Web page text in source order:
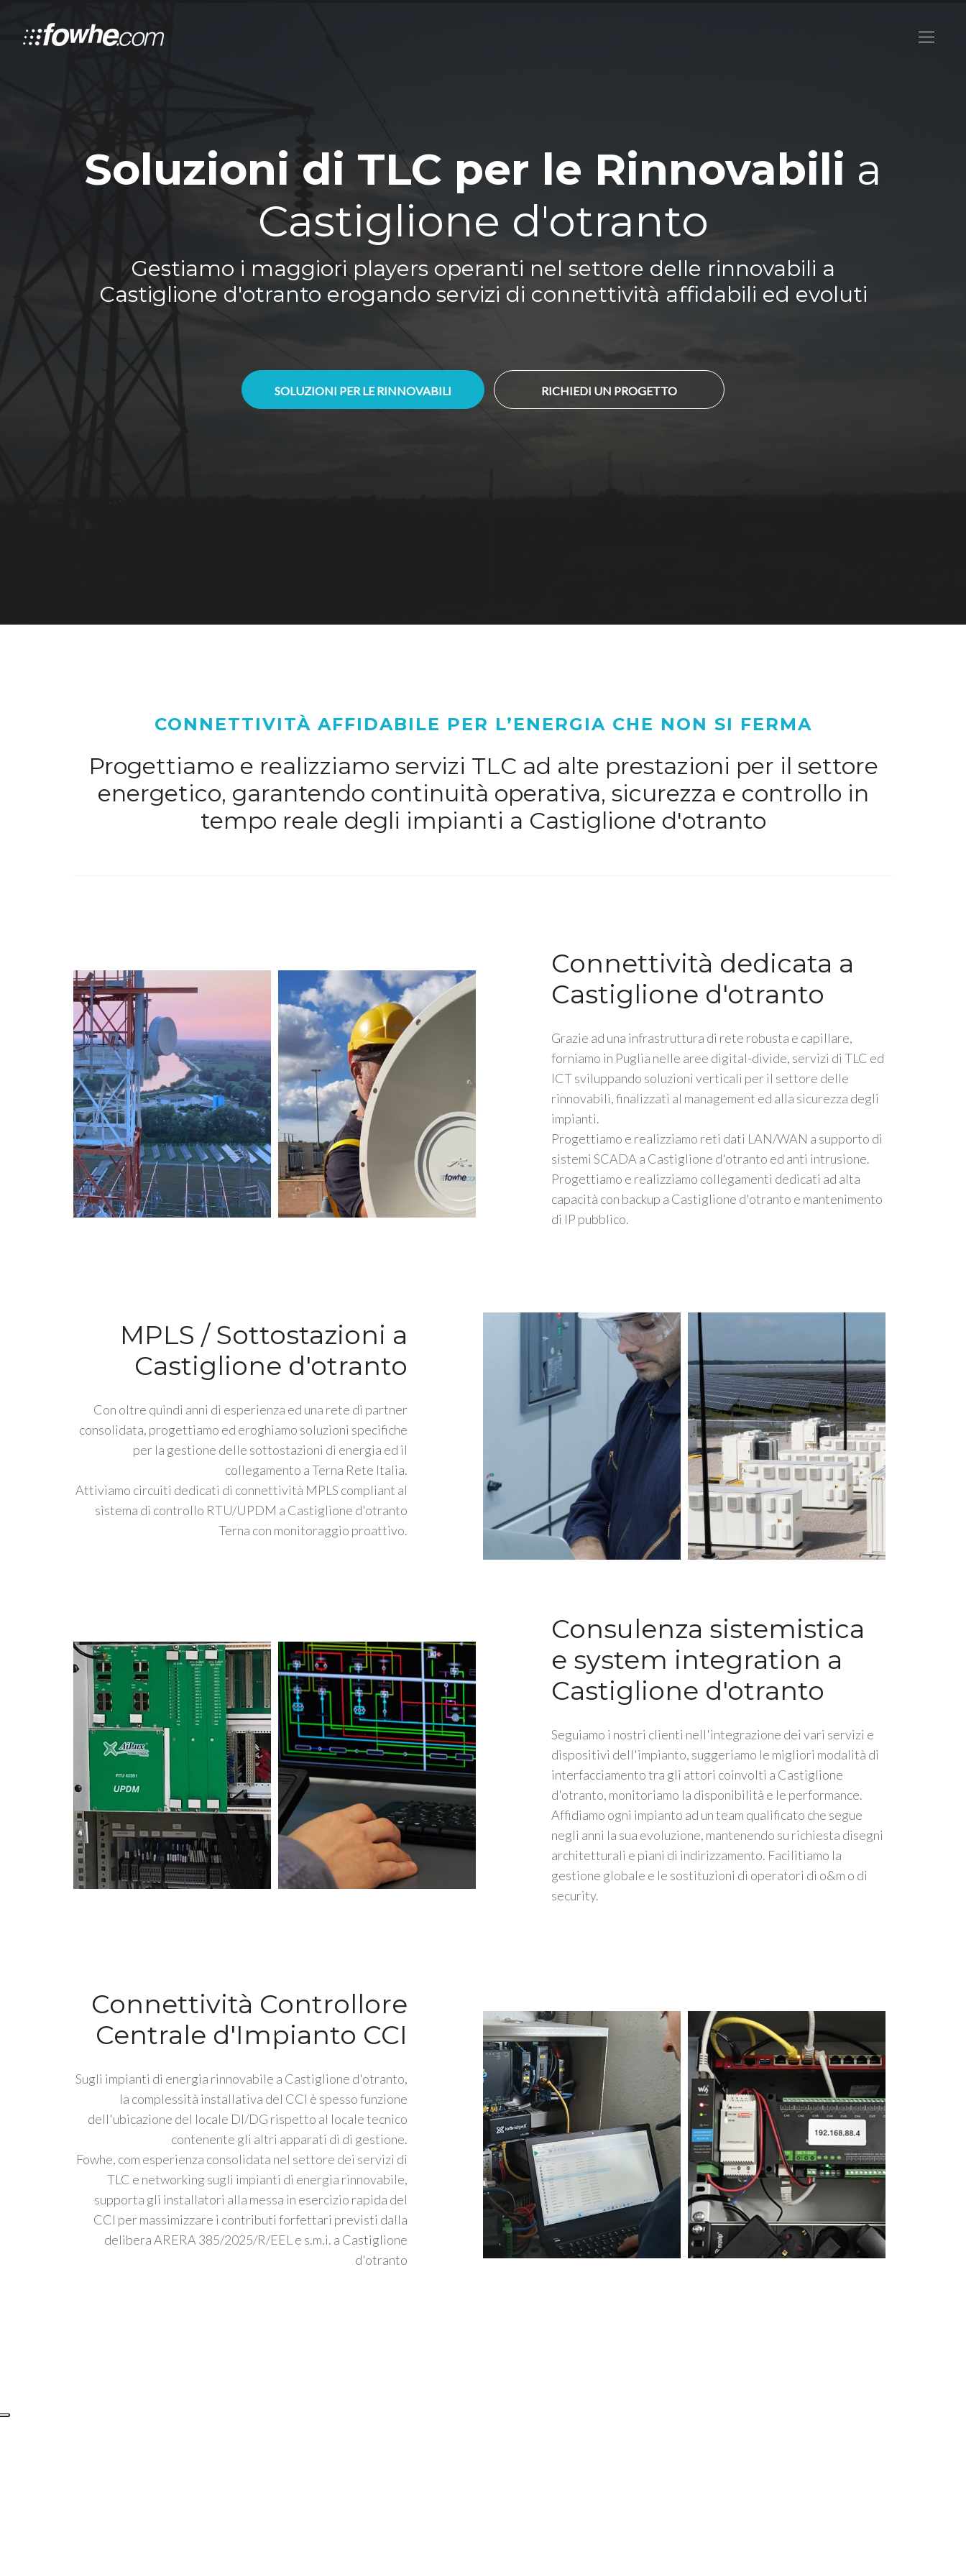
Soluzioni di TLC per le Rinnovabili a
Castiglione d'otranto
Gestiamo i maggiori players operanti nel settore delle rinnovabili a
Castiglione d'otranto erogando servizi di connettività affidabili ed evoluti
SOLUZIONI PER LE RINNOVABILI RICHIEDI UN PROGETTO
CONNETTIVITÀ AFFIDABILE PER L’ENERGIA CHE NON SI FERMA
Progettiamo e realizziamo servizi TLC ad alte prestazioni per il settore
energetico, garantendo continuità operativa, sicurezza e controllo in
tempo reale degli impianti a Castiglione d'otranto
Connettività dedicata a
Castiglione d'otranto
Grazie ad una infrastruttura di rete robusta e capillare,
forniamo in Puglia nelle aree digital-divide, servizi di TLC ed
ICT sviluppando soluzioni verticali per il settore delle
rinnovabili, finalizzati al management ed alla sicurezza degli
impianti.
Progettiamo e realizziamo reti dati LAN/WAN a supporto di
sistemi SCADA a Castiglione d'otranto ed anti intrusione.
Progettiamo e realizziamo collegamenti dedicati ad alta
capacità con backup a Castiglione d'otranto e mantenimento
di IP pubblico.
MPLS / Sottostazioni a
Castiglione d'otranto
Con oltre quindi anni di esperienza ed una rete di partner
consolidata, progettiamo ed eroghiamo soluzioni specifiche
per la gestione delle sottostazioni di energia ed il
collegamento a Terna Rete Italia.
Attiviamo circuiti dedicati di connettività MPLS compliant al
sistema di controllo RTU/UPDM a Castiglione d'otranto
Terna con monitoraggio proattivo.
Consulenza sistemistica
e system integration a
Castiglione d'otranto
Seguiamo i nostri clienti nell'integrazione dei vari servizi e
dispositivi dell'impianto, suggeriamo le migliori modalità di
interfacciamento tra gli attori coinvolti a Castiglione
d'otranto, monitoriamo la disponibilità e le performance.
Affidiamo ogni impianto ad un team qualificato che segue
negli anni la sua evoluzione, mantenendo su richiesta disegni
architetturali e piani di indirizzamento. Facilitiamo la
gestione globale e le sostituzioni di operatori di o&m o di
security.
Connettività Controllore
Centrale d'Impianto CCI
Sugli impianti di energia rinnovabile a Castiglione d'otranto,
la complessità installativa del CCI è spesso funzione
dell'ubicazione del locale DI/DG rispetto al locale tecnico
contenente gli altri apparati di di gestione.
Fowhe, com esperienza consolidata nel settore dei servizi di
TLC e networking sugli impianti di energia rinnovabile,
supporta gli installatori alla messa in esercizio rapida del
CCI per massimizzare i contributi forfettari previsti dalla
delibera ARERA 385/2025/R/EEL e s.m.i. a Castiglione
d'otranto